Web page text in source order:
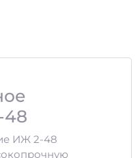
ИЖ 2-48